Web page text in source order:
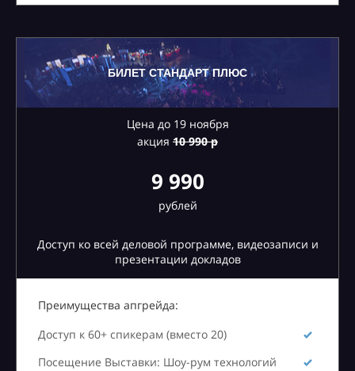
БИЛЕТ СТАНДАРТ ПЛЮС
Цена до 19 ноября
акция 10990 р
9 990
рублей
Доступ ко всей деловой программе, видеозаписи и
презентации докладов
Преимущества апгрейда:
Доступ к 60+ спикерам (вместо 20)
Посещение Выставки: Шоу-рум технологий